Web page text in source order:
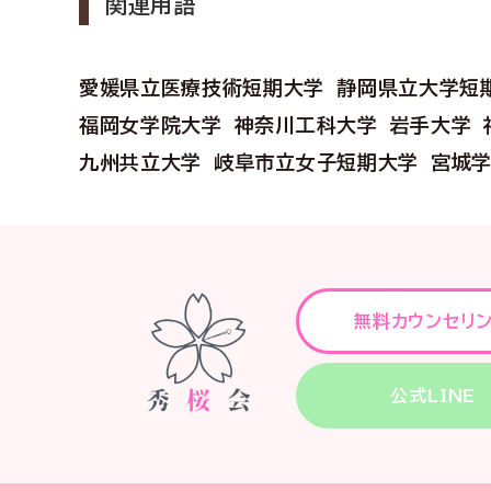
関連用語
愛媛県立医療技術短期大学
静岡県立大学短
福岡女学院大学
神奈川工科大学 岩手大学
九州共立大学
岐阜市立女子短期大学 宮城
無料カウンセリ
公式LINE